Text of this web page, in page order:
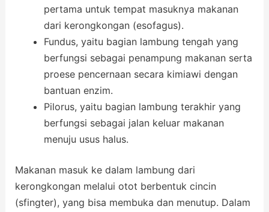
pertama untuk tempat masuknya makanan
dari kerongkongan (esofagus).
Fundus, yaitu bagian lambung tengah yang
berfungsi sebagai penampung makanan serta
proese pencernaan secara kimiawi dengan
bantuan enzim.
Pilorus, yaitu bagian lambung terakhir yang
berfungsi sebagai jalan keluar makanan
menuju usus halus.
Makanan masuk ke dalam lambung dari
kerongkongan melalui otot berbentuk cincin
(sfingter), yang bisa membuka dan menutup. Dalam